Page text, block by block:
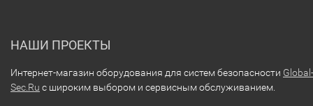
НАШИ ПРОЕКТЫ
Интернет-магазин оборудования для систем безопасности Global-
Sec.Ru с широким выбором и сервисным обслуживанием.